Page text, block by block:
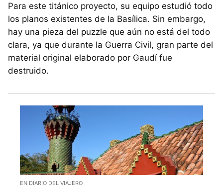
Para este titánico proyecto, su equipo estudió todo
los planos existentes de la Basílica. Sin embargo,
hay una pieza del puzzle que aún no está del todo
clara, ya que durante la Guerra Civil, gran parte del
material original elaborado por Gaudí fue
destruido.
EN DIARIO DEL VIAJERO